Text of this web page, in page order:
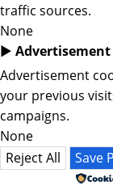
traffic sources.
None
► Advertisement
Advertisement
your previous
campaigns.
None
Reject All
Save